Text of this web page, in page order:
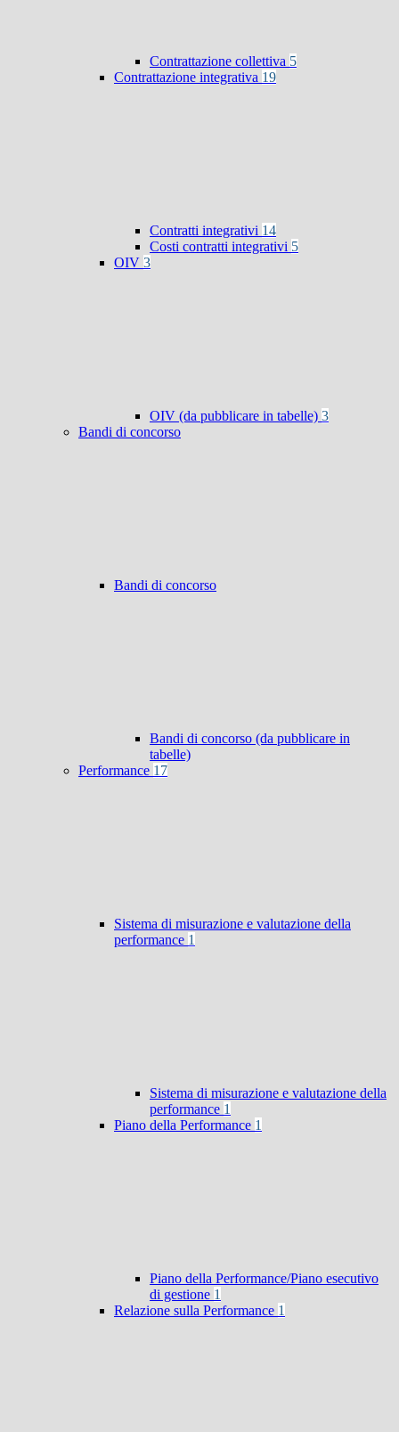
Contrattazione collettiva 5
Contrattazione integrativa 19
Contratti integrativi 14
Costi contratti integrativi 5
OIV 3
OIV (da pubblicare in tabelle) 3
Bandi di concorso
Bandi di concorso
Bandi di concorso (da pubblicare in
tabelle)
Performance 17
Sistema di misurazione e valutazione della
performance 1
Sistema di misurazione e valutazione della
performance 1
Piano della Performance 1
Piano della Performance/Piano esecutivo
di gestione 1
Relazione sulla Performance 1